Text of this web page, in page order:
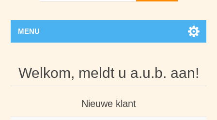
MENU
Welkom, meldt u a.u.b. aan!
Nieuwe klant